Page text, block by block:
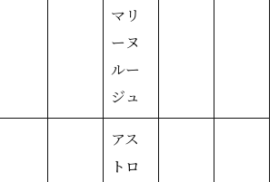
マリ
ーヌ
ルー
ジュ
アス
トロ